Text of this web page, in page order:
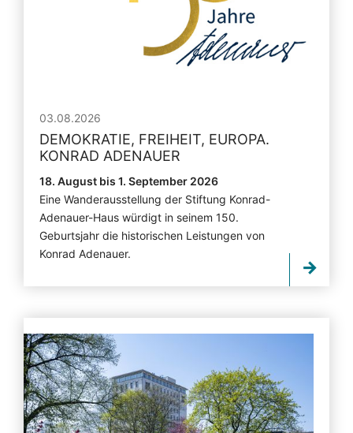
03.08.2026
DEMOKRATIE, FREIHEIT, EUROPA.
KONRAD ADENAUER
18. August bis 1. September 2026
Eine Wanderausstellung der Stiftung Konrad-
Adenauer-Haus würdigt in seinem 150.
Geburtsjahr die historischen Leistungen von
Konrad Adenauer.